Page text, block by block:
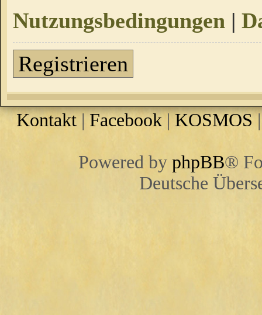
Nutzungsbedingungen |
Registrieren
Kontakt | Facebook |KOSMOS
Powered by phpBB®
Deutsche